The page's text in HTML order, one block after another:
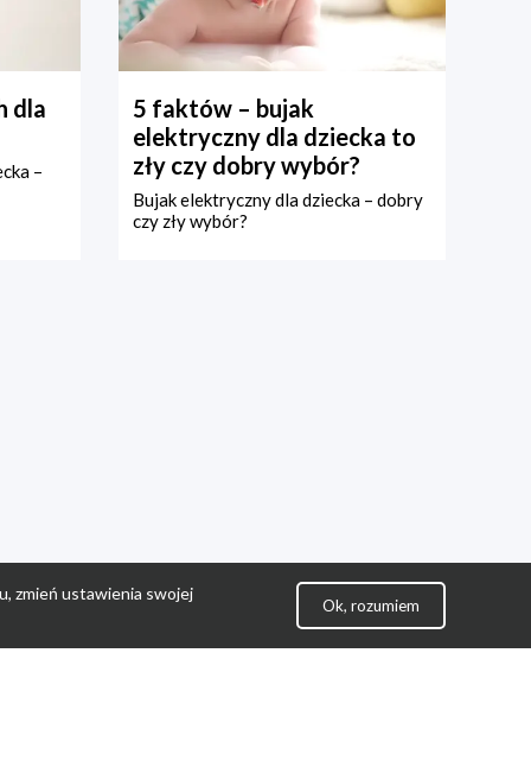
dla
–
5 faktów – bujak
elektryczny dla dziecka to
zły czy dobry wybór?
Bujak elektryczny dla dziecka – dobry
czy zły wybór?
zmień ustawienia swojej
Ok, rozumiem